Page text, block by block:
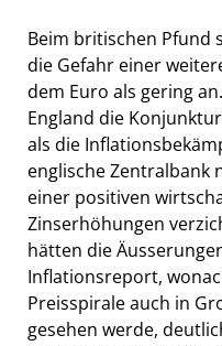
Beim britischen Pfund
die Gefahr einer
dem Euro als gering
England die
als die
englische Zentralbank
einer positiven
Zinserhöhungen
hätten die
Inflationsreport,
Preisspirale auch in
gesehen werde,